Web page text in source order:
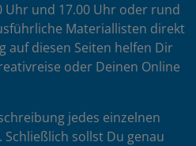
Uhr und 17.00 Uhr oder rund
Materiallisten direkt
auf diesen Seiten helfen Dir
oder Deinen Online
jedes einzelnen
sollst Du genau